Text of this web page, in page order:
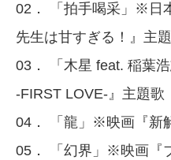
02． 「拍手喝采」※日
先生は甘すぎる！』主
03． 「木星 feat. 稲葉
-FIRST LOVE-』主題
04． 「龍」※映画『新
05． 「幻界」※映画『